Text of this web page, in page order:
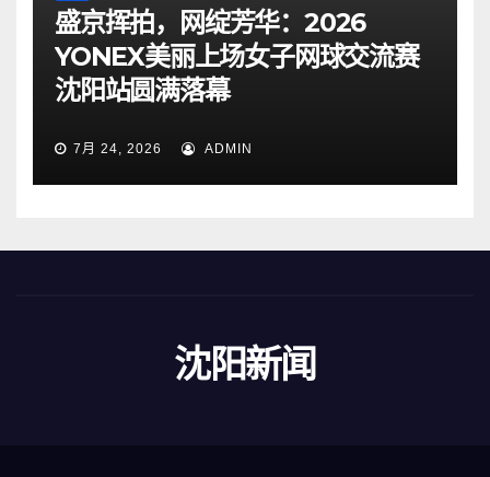
盛京挥拍，网绽芳华：2026
YONEX美丽上场女子网球交流赛
沈阳站圆满落幕
7月 24, 2026 ADMIN
沈阳新闻